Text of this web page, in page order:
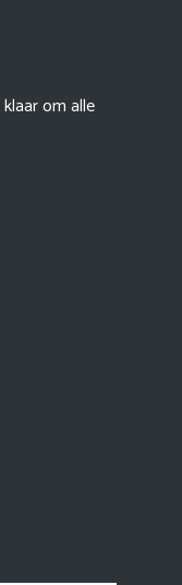
om alle